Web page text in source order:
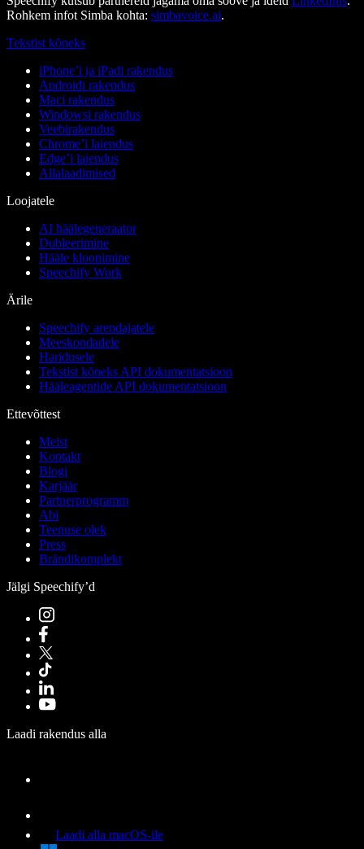
Rohkem infot Simba kohta: simbavoice.ai.
Tekstist kõneks
iPhone’i ja iPadi rakendus
Androidi rakendus
Maci rakendus
Windowsi rakendus
Veebirakendus
Chrome’i laiendus
Edge’i laiendus
Allalaadimised
Loojatele
AI häälegeneraator
Dubleerimine
Hääle kloonimine
Speechify Work
Ärile
Speechify arendajatele
Meeskondadele
Haridusele
Tekstist kõneks API dokumentatsioon
Hääleagentide API dokumentatsioon
Ettevõttest
Meist
Kontakt
Blogi
Karjäär
Partnerprogramm
Abi
Teenuse olek
Press
Brändikomplekt
Jälgi Speechify’d
Laadi rakendus alla
Laadi alla macOS-ile